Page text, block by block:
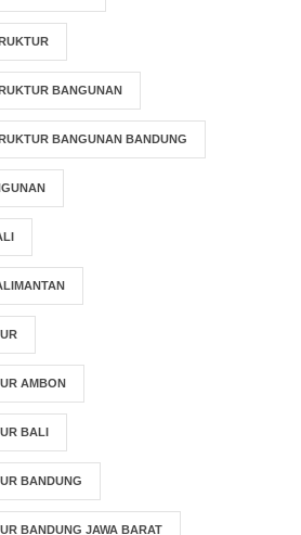
BANGUNAN
BANGUNAN BANDUNG
AMBON
BALI
BANDUNG
BANDUNG JAWA BARAT